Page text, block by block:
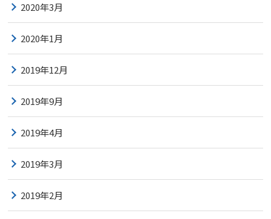
2020年3月
2020年1月
2019年12月
2019年9月
2019年4月
2019年3月
2019年2月